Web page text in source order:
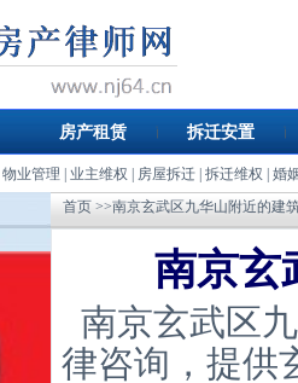
房产租赁 拆迁安置
|物业管理 |业主维权 房屋拆迁 |拆迁维权 |婚
首页 >>南京玄武区九华山附近的建
南京玄
南京玄武区
律咨询，提供